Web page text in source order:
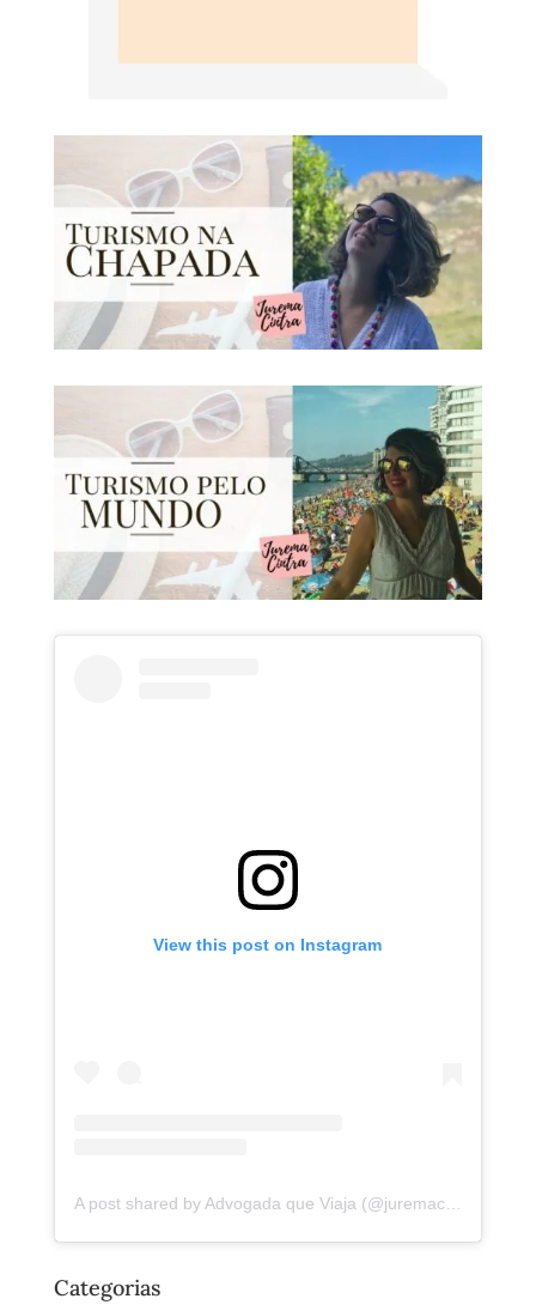
View this post on Instagram
A post shared by Advogada que Viaja (@juremacintra)
Categorias